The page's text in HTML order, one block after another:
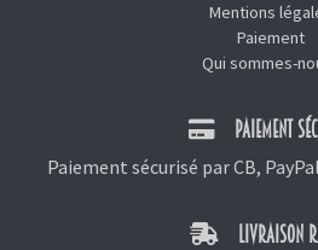
Mentions
Paiement
Qui sommes-
PAIEMENT
Paiement sécurisé par CB,
LIVRAISON